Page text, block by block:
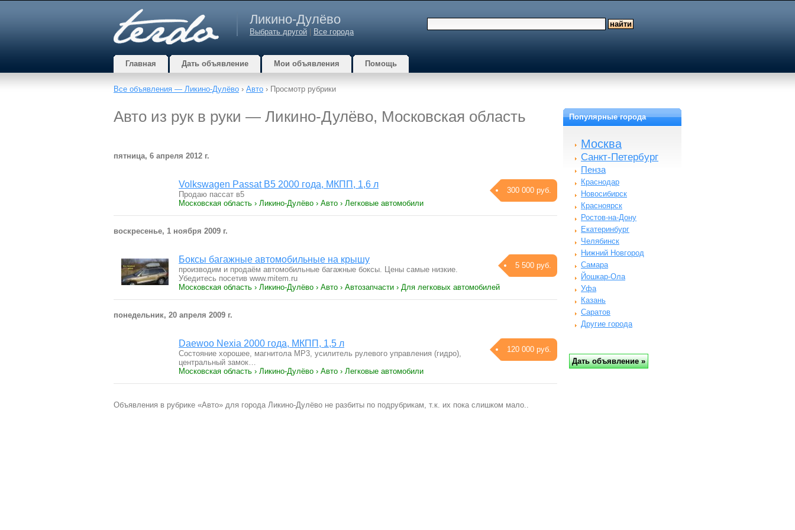
Ликино-Дулёво
Выбрать другой Все города
Главная Дать объявление Мои объявления Помощь
Все объявления — Ликино-Дулёво › Авто › Просмотр рубрики
Авто из рук в руки — Ликино-Дулёво, Московская область
пятница, 6 апреля 2012 г.
Volkswagen Passat B5 2000 года, МКПП, 1,6 л
300 000 руб.
Продаю пассат в5
Московская область › Ликино-Дулёво › Авто › Легковые автомобили
воскресенье, 1 ноября 2009 г.
Боксы багажные автомобильные на крышу
5 500 руб.
производим и продаём автомобильные багажные боксы. Цены самые низкие.
Убедитесь посетив www.mitem.ru
Московская область › Ликино-Дулёво › Авто › Автозапчасти › Для легковых автомобилей
понедельник, 20 апреля 2009 г.
Daewoo Nexia 2000 года, МКПП, 1,5 л
120 000 руб.
Состояние хорошее, магнитола МР3, усилитель рулевого управления (гидро),
центральный замок…
Московская область › Ликино-Дулёво › Авто › Легковые автомобили
Объявления в рубрике «Авто» для города Ликино-Дулёво не разбиты по подрубрикам, т.к. их пока слишком мало..
Популярные города
Москва
Санкт-Петербург
Пенза
Краснодар
Новосибирск
Красноярск
Ростов-на-Дону
Екатеринбург
Челябинск
Нижний Новгород
Самара
Йошкар-Ола
Уфа
Казань
Саратов
Другие города